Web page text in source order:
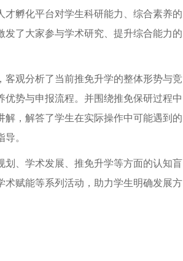
孵化平台对学生科研能力、综合素养的
了大家参与学术研究、提升综合能力的
观分析了当前推免升学的整体形势与竞
势与申报流程。并围绕推免保研过程中
，解答了学生在实际操作中可能遇到的
。
、学术发展、推免升学等方面的认知盲
术赋能等系列活动，助力学生明确发展方